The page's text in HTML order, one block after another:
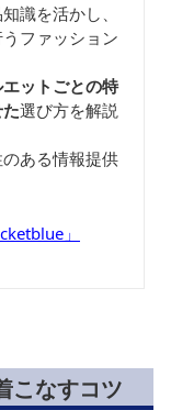
識を活かし、
ファッション
ットごとの特
選び方を解説
ある情報提供
」
こなすコツ